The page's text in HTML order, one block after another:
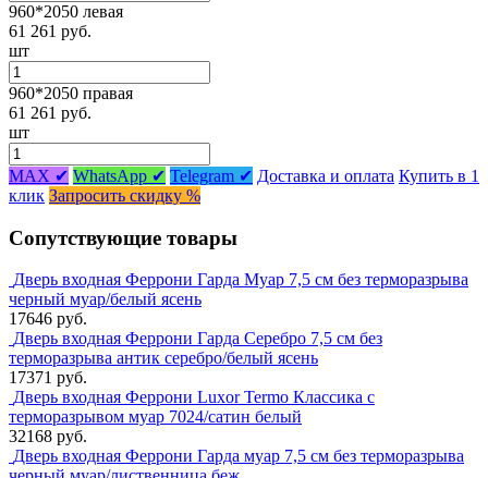
960*2050 левая
61 261 руб.
шт
960*2050 правая
61 261 руб.
шт
MAX ✔ WhatsApp ✔ Telegram ✔ Доставка и оплата Купить в 1
клик Запросить скидку %
Сопутствующие товары
Дверь входная Феррони Гарда Муар 7,5 см без терморазрыва
черный муар/белый ясень
17646 руб.
Дверь входная Феррони Гарда Серебро 7,5 см без
терморазрыва антик серебро/белый ясень
17371 руб.
Дверь входная Феррони Luxor Termo Классика с
терморазрывом муар 7024/сатин белый
32168 руб.
Дверь входная Феррони Гарда муар 7,5 см без терморазрыва